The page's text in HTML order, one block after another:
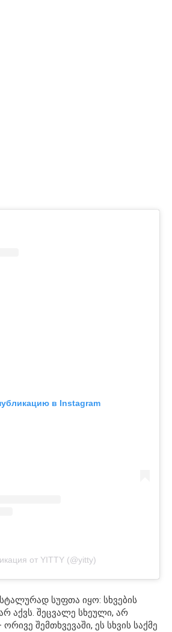
в Instagram
от YITTY (@yitty)
სუფთა იყო: სხვების
აქვს. შეცვალე სხეული, არ
შემთხვევაში, ეს სხვის საქმე